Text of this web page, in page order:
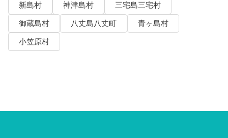
新島村
神津島村
三宅島三宅村
御蔵島村
八丈島八丈町
青ヶ島村
小笠原村